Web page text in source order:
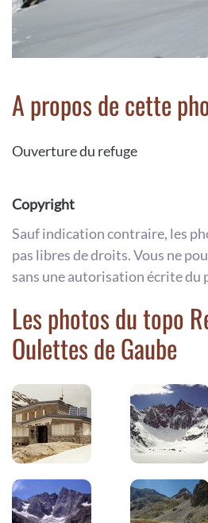
A propos de cette
Ouverture du refuge
Copyright
Sauf indication contraire, les
pas libres de droits. Vous ne
sans une autorisation écrite du
Les photos du topo
Oulettes de Gaube